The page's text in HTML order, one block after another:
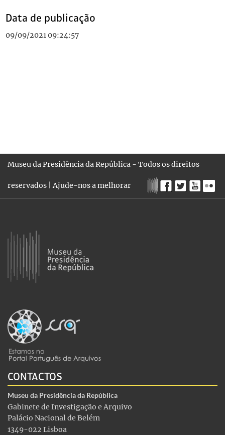
Data de publicação
09/09/2021 09:24:57
Museu da Presidência da República - Todos os direitos
reservados |Ajude-nos a melhorar
CONTACTOS
Museu da Presidência da República
Gabinete de Investigação e Arquivo
Palácio Nacional de Belém
1349-022 Lisboa